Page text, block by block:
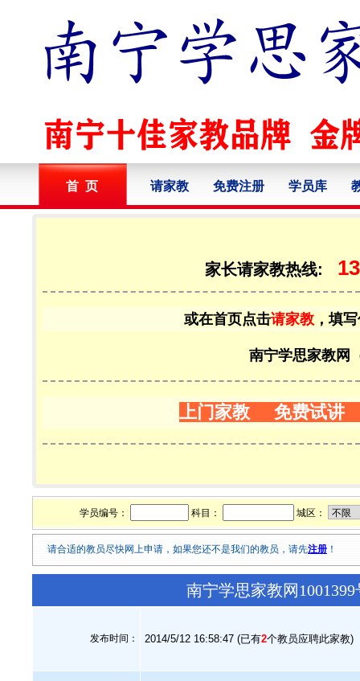
首 页 请家教 免费注册 学员库
家长请家教热线:
或在首页点击请家教 ，填
南宁学思家教网
上门家教 免费试讲
学员编号： 科目： 城区：
请合适的教员尽快网上申请，如果您还不是我们的教员，请先注册 ！
南宁学思家教网
发布时间： 2014/5/12 16:58:47 (已有2个教员应聘此家教)